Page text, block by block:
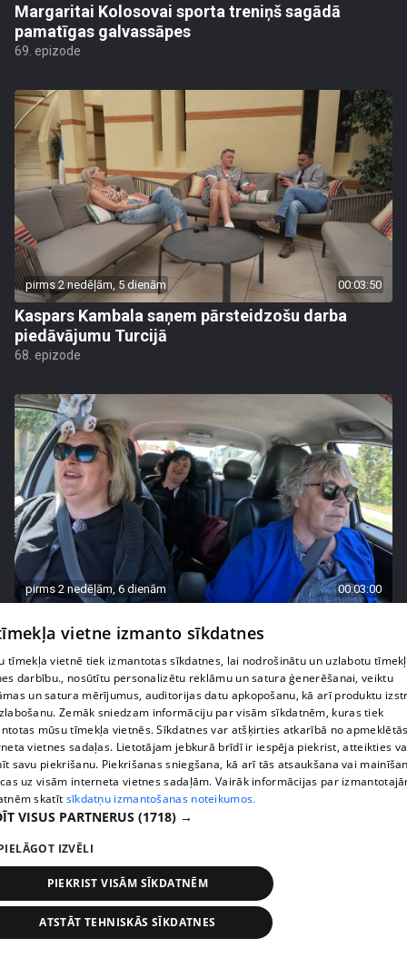
Margaritai Kolosovai sporta treniņš sagādā
pamatīgas galvassāpes
69. epizode
pirms 2 nedēļām, 5 dienām 00:03:50
Kaspars Kambala saņem pārsteidzošu darba
piedāvājumu Turcijā
68. epizode
pirms 2 nedēļām, 6 dienām 00:03:00
satraukta par draudzeņu izdomu
71. epizode
Kaspars Kambala liek atkal un atkal teikt Olgai,
cik ļoti viņu mīl
vietne izmanto sīkdatnes
tīmekļa vietnē tiek izmantotas sīkdatnes, lai nodrošinātu un uzlabotu
darbību., nosūtītu personalizētu reklāmu un satura ģenerēšanai, veiktu
un satura mērījumus, auditorijas datu apkopošanu, kā arī produktu
Zemāk sniedzam informāciju par visām sīkdatnēm, kuras tiek
mūsu tīmekļa vietnēs. Sīkdatnes var atšķirties atkarībā no
vietnes sadaļas. Lietotājam jebkurā brīdī ir iespēja piekrist, atteikties
savu piekrišanu. Piekrišanas sniegšana, kā arī tās atsaukšana vai
uz visām interneta vietnes sadaļām. Vairāk informācijas par
skatīt sīkdatņu izmantošanas noteikumos.
VISUS PARTNERUS (1718) →
IZVĒLI
PIEKRIST VISĀM SĪKDATNĒM
ATSTĀT TEHNISKĀS SĪKDATNES